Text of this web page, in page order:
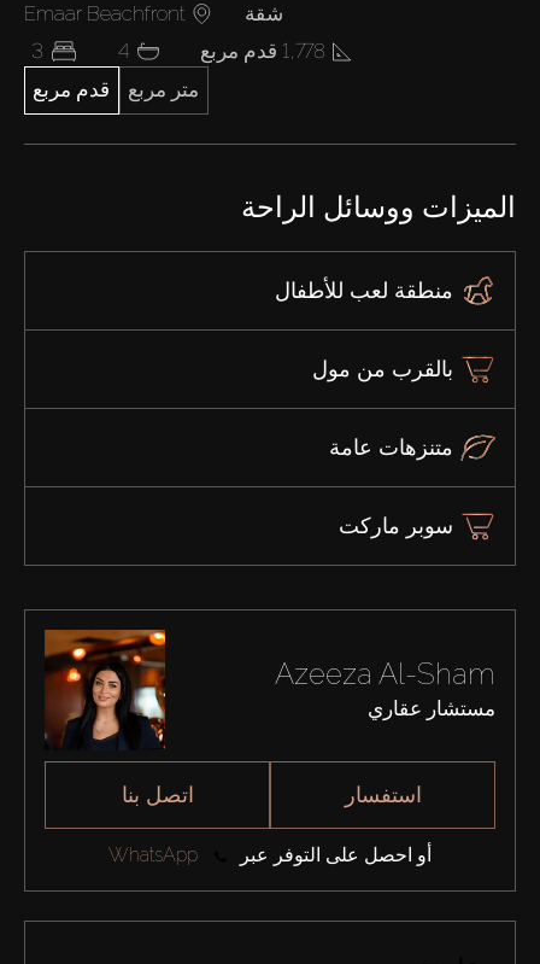
Emaar Beachfront
شقة
3
4
1,778 قدم مربع
قدم مربع
متر مربع
الميزات ووسائل الراحة
منطقة لعب للأطفال
بالقرب من مول
متنزهات عامة
سوبر ماركت
Azeeza Al-Sham
مستشار عقاري
اتصل بنا استفسار
أو احصل على التوفر عبر WhatsApp